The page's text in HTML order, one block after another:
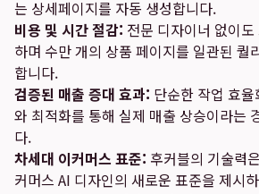
는 상세페이지를 자동 생성합니다.
비용 및 시간 절감: 전문 디자이너 없이
하며 수만 개의 상품 페이지를 일관된 퀄
합니다.
검증된 매출 증대 효과: 단순한 작업 효
와 최적화를 통해 실제 매출 상승이라는
다.
차세대 이커머스 표준: 후커블의 기술력
커머스 AI 디자인의 새로운 표준을 제시